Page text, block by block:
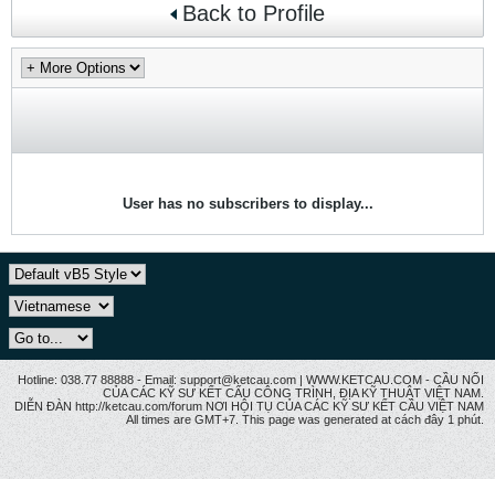
Back to Profile
User has no subscribers to display...
Hotline: 038.77 88888 - Email: support@ketcau.com | WWW.KETCAU.COM - CẦU NỐI
CỦA CÁC KỸ SƯ KẾT CẤU CÔNG TRÌNH, ĐỊA KỸ THUẬT VIỆT NAM.
DIỄN ĐÀN http://ketcau.com/forum NƠI HỘI TỤ CỦA CÁC KỸ SƯ KẾT CÂU VIỆT NAM
All times are GMT+7. This page was generated at cách đây 1 phút.